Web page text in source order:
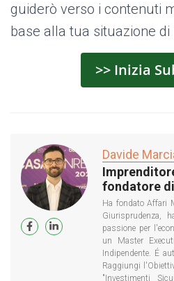
guiderò verso i contenuti
base alla tua situazione di
>> Inizia
Davide
fondatore
Ha fondato Affari
Giurisprudenza,
passione per
un Master
Indipendente. É
Raggiungi
"Investimenti